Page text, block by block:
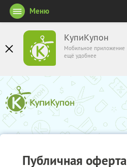
КупиКупон
Мобильное приложение
ещё удобнее
Меню
Публичная оферта